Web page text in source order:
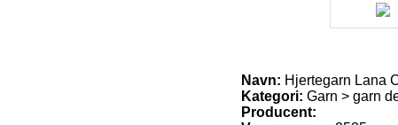
Navn: Hjertegarn Lana
Kategori: Garn > garn
Producent: